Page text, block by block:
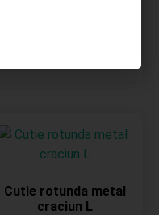
Cutie rotunda metal
craciun L